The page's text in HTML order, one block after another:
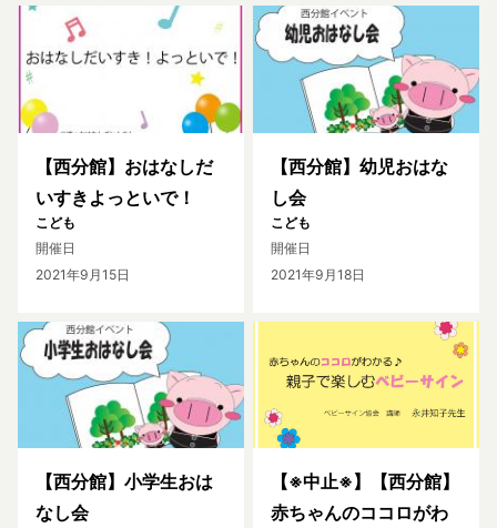
【西分館】おはなしだ
いすきよっといで！
こども
開催日
2021年9月15日
【西分館】幼児おはな
し会
こども
開催日
2021年9月18日
【西分館】小学生おは
なし会
【※中止※】【西分館】
赤ちゃんのココロがわ